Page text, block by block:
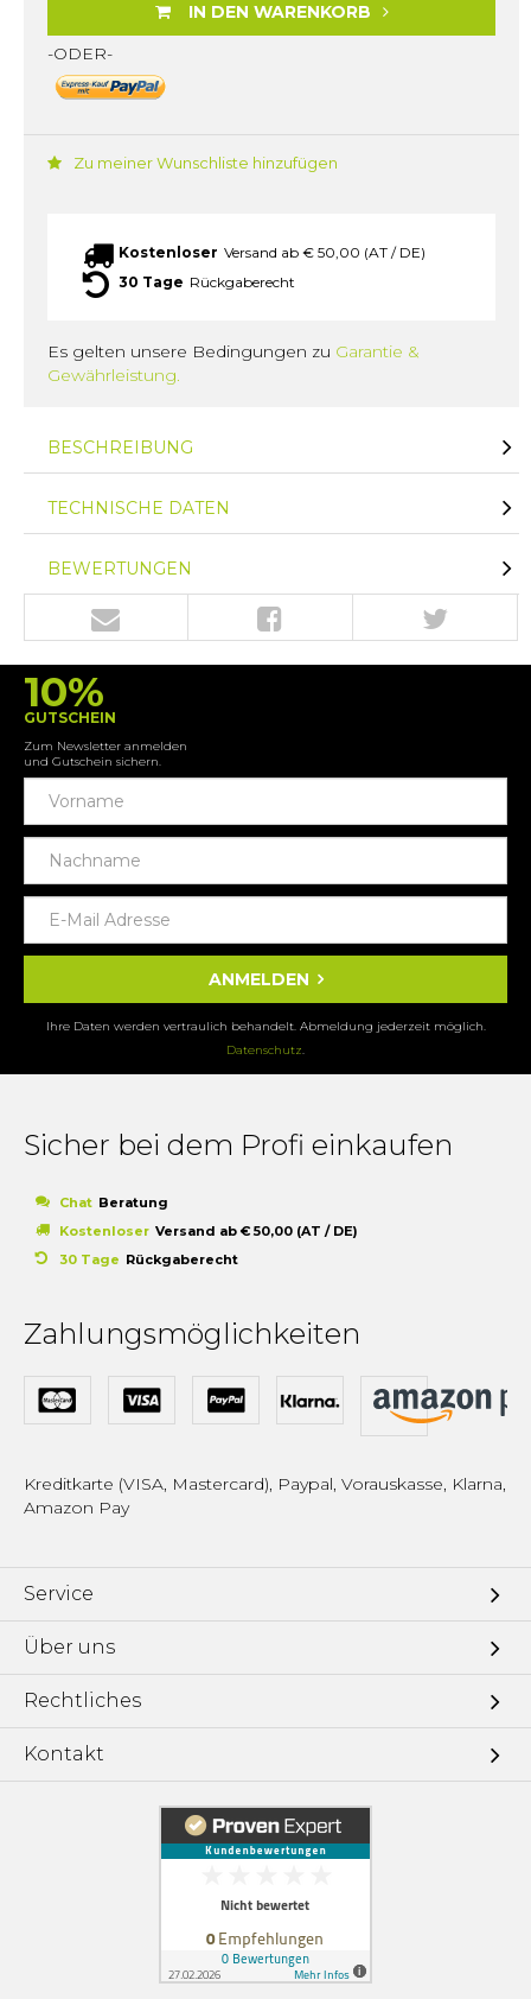
IN DEN WARENKORB
-ODER-
Zu meiner Wunschliste hinzufügen
Kostenloser Versand ab € 50,00 (AT / DE)
30 Tage Rückgaberecht
Es gelten unsere Bedingungen zu Garantie &
Gewährleistung.
BESCHREIBUNG
TECHNISCHE DATEN
BEWERTUNGEN
10%
GUTSCHEIN
Zum Newsletter anmelden
und Gutschein sichern.
ANMELDEN
Ihre Daten werden vertraulich behandelt. Abmeldung jederzeit möglich.
Datenschutz
Sicher bei dem Profi einkaufen
Chat Beratung
Kostenloser Versand ab € 50,00 (AT / DE)
30 Tage Rückgaberecht
Zahlungsmöglichkeiten
Kreditkarte (VISA, Mastercard), Paypal, Vorauskasse, Klarna,
Amazon Pay
Service
Über uns
Rechtliches
Kontakt